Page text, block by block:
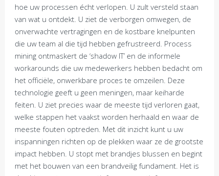
hoe uw processen écht verlopen. U zult versteld staan
van wat u ontdekt. U ziet de verborgen omwegen, de
onverwachte vertragingen en de kostbare knelpunten
die uw team al die tijd hebben gefrustreerd. Process
mining ontmaskert de ‘shadow IT’ en de informele
workarounds die uw medewerkers hebben bedacht om
het officiële, onwerkbare proces te omzeilen. Deze
technologie geeft u geen meningen, maar keiharde
feiten. U ziet precies waar de meeste tijd verloren gaat,
welke stappen het vaakst worden herhaald en waar de
meeste fouten optreden. Met dit inzicht kunt u uw
inspanningen richten op de plekken waar ze de grootste
impact hebben. U stopt met brandjes blussen en begint
met het bouwen van een brandveilig fundament. Het is